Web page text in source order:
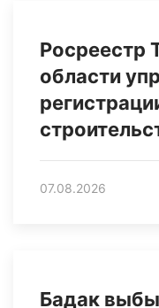
Росреестр
области
07.08.2026
Бадак